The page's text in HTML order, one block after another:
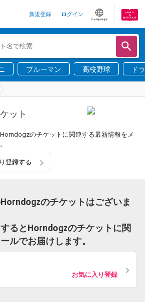
新規登録 ログイン
Language
ブルーマン 高校野球 ド
ット
のチケットに関連する最新情報をメ
登録する
のチケットはございま
るとHorndogzのチケットに関
ルでお届けします。
お気に入り登録